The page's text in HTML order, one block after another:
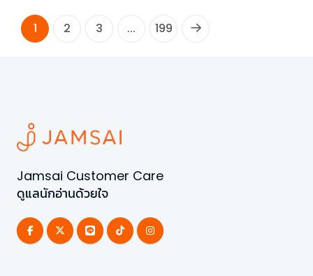
1 2 3 ... 199
Jamsai Customer Care
ดูแลนักอ่านด้วยใจ